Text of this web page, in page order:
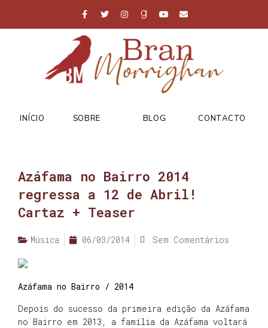
INÍCIO SOBRE BLOG CONTACTO
Azáfama no Bairro 2014
regressa a 12 de Abril!
Cartaz + Teaser
Música 06/03/2014 Sem Comentários
Azáfama no Bairro / 2014
Depois do sucesso da primeira edição da Azáfama
no Bairro em 2013, a família da Azáfama voltará